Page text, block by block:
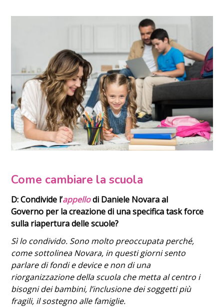
Come cambiare la scuola
D: Condivide l’appellodi Daniele Novaraal
Governo per la creazione di una specifica task force
sulla riapertura delle scuole?
Sì lo condivido. Sono molto preoccupata perché,
come sottolinea Novara, in questi giorni sento
parlare di fondi e device e non di una
riorganizzazione della scuola che metta al centro i
bisogni dei bambini, l’inclusione dei soggetti più
fragili, il sostegno alle famiglie.